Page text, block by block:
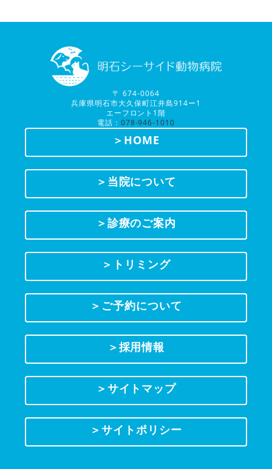
〒 674-0064
兵庫県明石市大久保町江井島914ー1
エーフロント1階
電話： 078-946-1010
＞HOME
＞当院について
＞診療のご案内
＞トリミング
＞ご予約について
＞採用情報
＞サイトマップ
＞サイトポリシー